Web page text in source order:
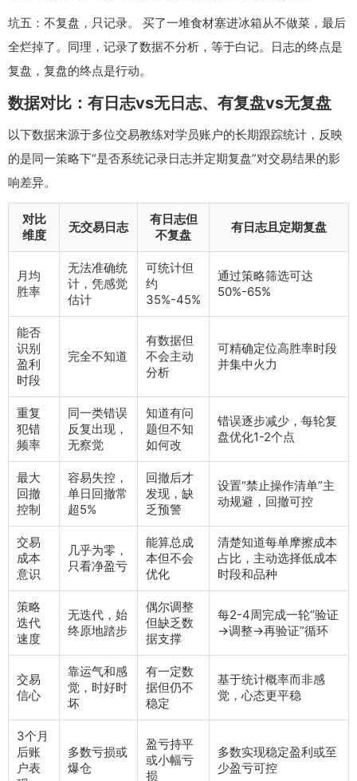
坑五：不复盘，只记录。 买了一堆食材塞进冰箱从不做菜，最后
全烂掉了。同理，记录了数据不分析，等于白记。日志的终点是
复盘，复盘的终点是行动。
数据对比：有日志vs无日志、有复盘vs无复盘
以下数据来源于多位交易教练对学员账户的长期跟踪统计，反映
的是同一策略下“是否系统记录日志并定期复盘”对交易结果的影
响差异。
对比
维度
无交易日志
有日志但
不复盘
有日志且定期复盘
月均
胜率
无法准确统
计，凭感觉
估计
可统计但
约
35%-45%
通过策略筛选可达
50%-65%
能否
识别
盈利
时段
完全不知道
有数据但
不会主动
分析
可精确定位高胜率时段
并集中火力
重复
犯错
频率
同一类错误
反复出现，
无察觉
知道有问
题但不知
如何改
错误逐步减少，每轮复
盘优化1-2个点
最大
回撤
控制
容易失控，
单日回撤常
超5%
回撤后才
发现，缺
乏预警
设置“禁止操作清单”主
动规避，回撤可控
交易
成本
意识
几乎为零，
只看净盈亏
能算总成
本但不会
优化
清楚知道每单摩擦成本
占比，主动选择低成本
时段和品种
策略
迭代
速度
无迭代，始
终原地踏步
偶尔调整
但缺乏数
据支撑
每2-4周完成一轮“验证
→调整→再验证”循环
交易
信心
靠运气和感
觉，时好时
坏
有一定数
据但仍不
稳定
基于统计概率而非感
觉，心态更平稳
3个月
后账
户表
多数亏损或
爆仓
盈亏持平
或小幅亏
损
多数实现稳定盈利或至
少盈亏可控